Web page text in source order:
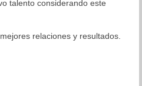
talento considerando este
relaciones y resultados.